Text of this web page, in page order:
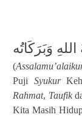
وَبَرَكَاتُه
(
Puji Syukur
Rahmat, Taufik
Kita Masih